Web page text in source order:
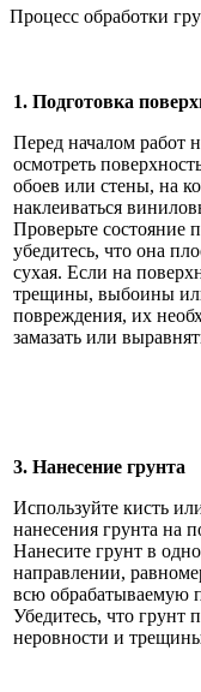
Процесс обработки
1. Подготовка
Перед началом работ
осмотреть
обоев или стены, на
наклеиваться
Проверьте состояние
убедитесь, что она
сухая. Если на
трещины, выбоины
повреждения, их
замазать или
3. Нанесение грунта
Используйте кисть
нанесения грунта на
Нанесите грунт в
направлении,
всю обрабатываемую
Убедитесь, что грунт
неровности и